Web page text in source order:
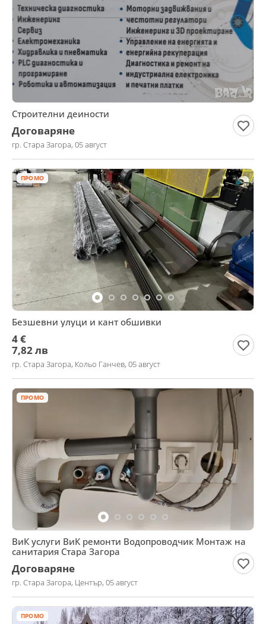
Строителни деиности
Договаряне
гр. Стара Загора, 05 август
ПРОМО
Безшевни улуци и кант обшивки
4 €
7,82 лв
гр. Стара Загора, Кольо Ганчев, 05 август
ПРОМО
ВиК услуги ВиК ремонти Водопроводчик Монтаж на
санитария Стара Загора
Договаряне
гр. Стара Загора, Център, 05 август
ПРОМО